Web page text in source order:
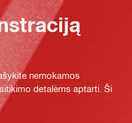
nemokamos
detalėms aptarti. Ši